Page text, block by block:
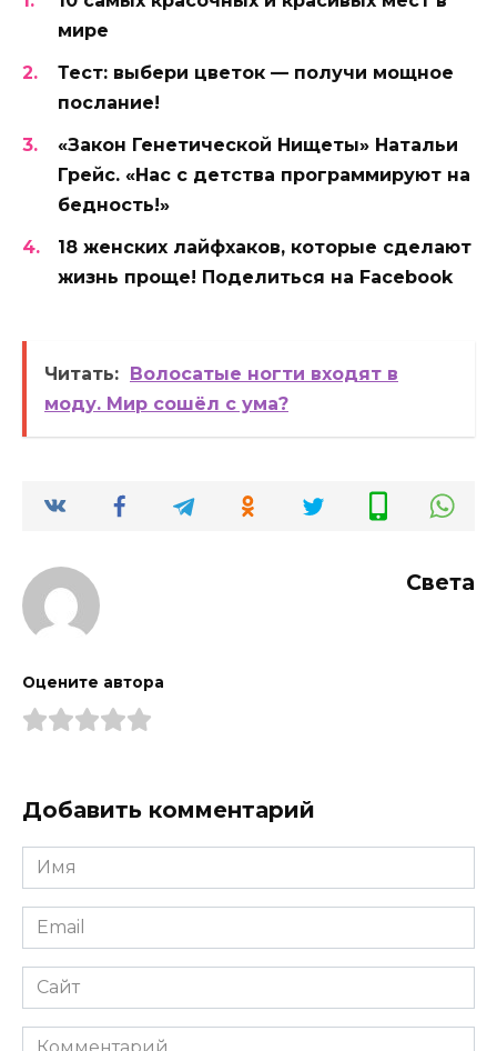
мире
Тест: выбери цветок — получи мощное
послание!
«Закон Генетической Нищеты» Натальи
Грейс. «Нас с детства программируют на
бедность!»
18 женских лайфхаков, которые сделают
жизнь проще! Поделиться на Facebook
Читать: Волосатые ногти входят в
моду. Мир сошёл с ума?
Света
Оцените автора
Добавить комментарий
Имя
*
Email
*
Сайт
Комментарий